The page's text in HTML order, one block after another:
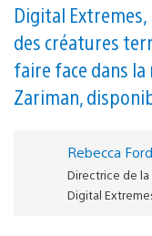
Digital
des créatures
faire face dans la
Zariman,
Rebecca Ford
Directrice de
Digital